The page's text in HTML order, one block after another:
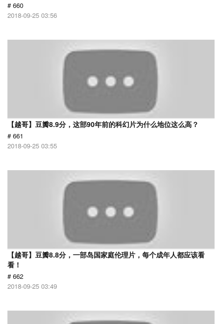
# 660
2018-09-25 03:56
【越哥】豆瓣8.9分，这部90年前的科幻片为什么地位这么高？
# 661
2018-09-25 03:55
【越哥】豆瓣8.8分，一部岛国家庭伦理片，每个成年人都应该看
看！
# 662
2018-09-25 03:49